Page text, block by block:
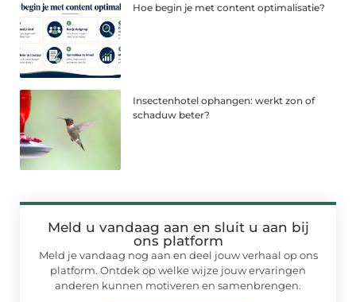
Hoe begin je met content optimalisatie?
Insectenhotel ophangen: werkt zon of
schaduw beter?
Meld u vandaag aan en sluit u aan bij
ons platform
Meld je vandaag nog aan en deel jouw verhaal op ons
platform. Ontdek op welke wijze jouw ervaringen
anderen kunnen motiveren en samenbrengen.